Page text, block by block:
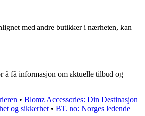
med andre butikker i nærheten, kan
å få informasjon om aktuelle tilbud og
• Blomz Accessories: Din Destinasjon
og sikkerhet • BT. no: Norges ledende